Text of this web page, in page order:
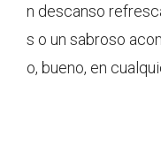
n descanso
s o un sabroso
o, bueno, en